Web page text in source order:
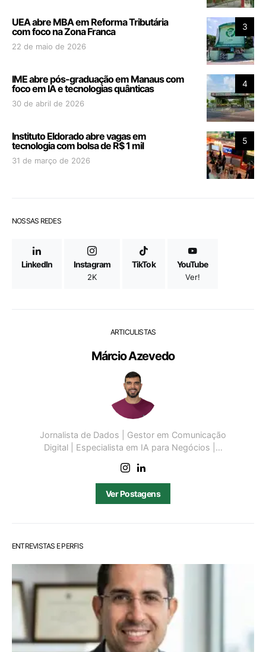
3
UEA abre MBA em Reforma Tributária
com foco na Zona Franca
22 de maio de 2026
4
IME abre pós-graduação em Manaus com
foco em IA e tecnologias quânticas
30 de abril de 2026
5
Instituto Eldorado abre vagas em
tecnologia com bolsa de R$ 1 mil
31 de março de 2026
NOSSAS REDES
LinkedIn Instagram
2K
TikTok YouTube
Ver!
ARTICULISTAS
Márcio Azevedo
Jornalista de Dados | Gestor em Comunicação
Digital | Especialista em IA para Negócios |…
Ver Postagens
ENTREVISTAS E PERFIS